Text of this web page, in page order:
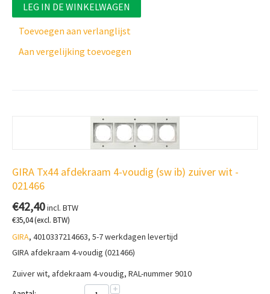
LEG IN DE WINKELWAGEN
Toevoegen aan verlanglijst
Aan vergelijking toevoegen
GIRA Tx44 afdekraam 4-voudig (sw ib) zuiver wit -
021466
€42,40incl. BTW
€35,04(excl. BTW)
GIRA, 4010337214663, 5-7 werkdagen levertijd
GIRA afdekraam 4-voudig (021466)
Zuiver wit, afdekraam 4-voudig, RAL-nummer 9010
+